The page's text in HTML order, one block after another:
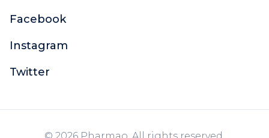
Facebook
Instagram
Twitter